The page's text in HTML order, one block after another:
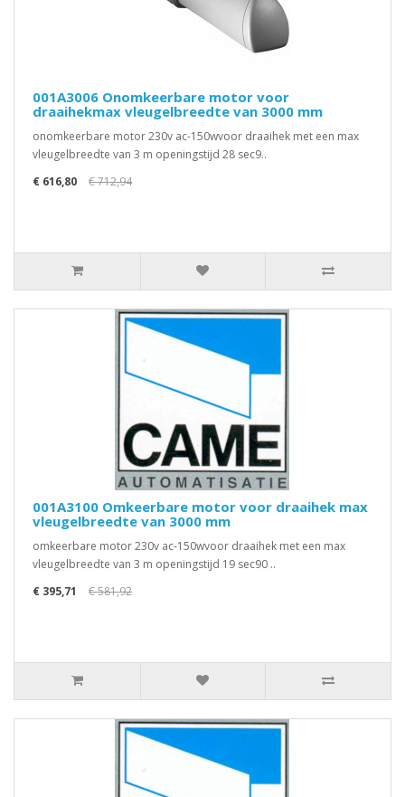
001A3006 Onomkeerbare motor voor
draaihekmax vleugelbreedte van 3000 mm
onomkeerbare motor 230v ac-150wvoor draaihek met een max
vleugelbreedte van 3 m openingstijd 28 sec9..
€ 616,80
€ 712,94
001A3100 Omkeerbare motor voor draaihek max
vleugelbreedte van 3000 mm
omkeerbare motor 230v ac-150wvoor draaihek met een max
vleugelbreedte van 3 m openingstijd 19 sec90 ..
€ 395,71
€ 581,92